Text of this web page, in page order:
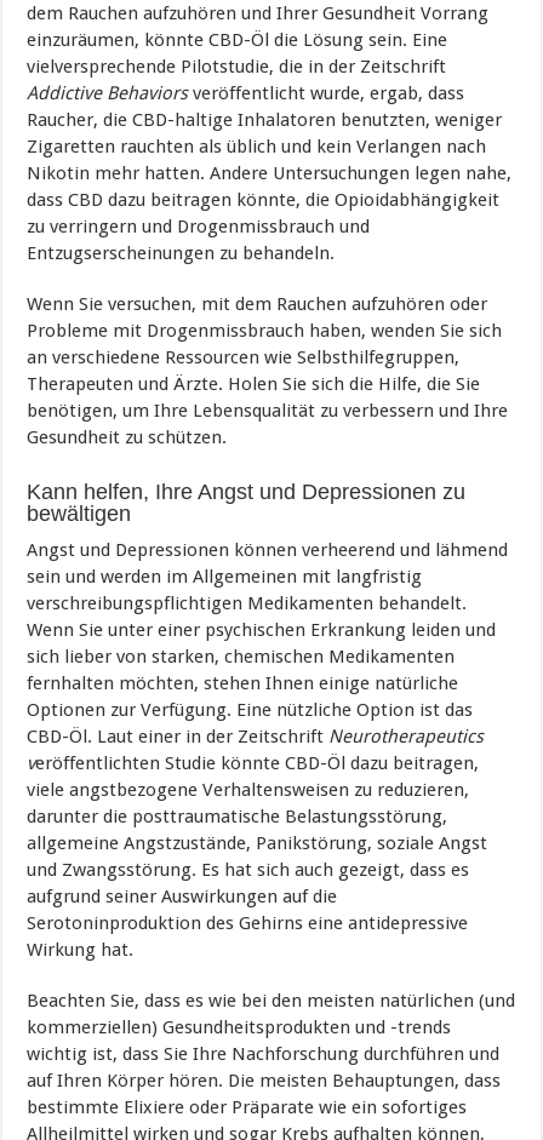
dem Rauchen aufzuhören und Ihrer Gesundheit Vorrang
einzuräumen, könnte CBD-Öl die Lösung sein. Eine
vielversprechende Pilotstudie, die in der Zeitschrift
Addictive Behaviorsveröffentlicht wurde, ergab, dass
Raucher, die CBD-haltige Inhalatoren benutzten, weniger
Zigaretten rauchten als üblich und kein Verlangen nach
Nikotin mehr hatten. Andere Untersuchungen legen nahe,
dass CBD dazu beitragen könnte, die Opioidabhängigkeit
zu verringern und Drogenmissbrauch und
Entzugserscheinungen zu behandeln.
Wenn Sie versuchen, mit dem Rauchen aufzuhören oder
Probleme mit Drogenmissbrauch haben, wenden Sie sich
an verschiedene Ressourcen wie Selbsthilfegruppen,
Therapeuten und Ärzte. Holen Sie sich die Hilfe, die Sie
benötigen, um Ihre Lebensqualität zu verbessern und Ihre
Gesundheit zu schützen.
Kann helfen, Ihre Angst und Depressionen zu
bewältigen
Angst und Depressionen können verheerend und lähmend
sein und werden im Allgemeinen mit langfristig
verschreibungspflichtigen Medikamenten behandelt.
Wenn Sie unter einer psychischen Erkrankung leiden und
sich lieber von starken, chemischen Medikamenten
fernhalten möchten, stehen Ihnen einige natürliche
Optionen zur Verfügung. Eine nützliche Option ist das
CBD-Öl. Laut einer in der Zeitschrift Neurotherapeutics
veröffentlichten Studie könnte CBD-Öl dazu beitragen,
viele angstbezogene Verhaltensweisen zu reduzieren,
darunter die posttraumatische Belastungsstörung,
allgemeine Angstzustände, Panikstörung, soziale Angst
und Zwangsstörung. Es hat sich auch gezeigt, dass es
aufgrund seiner Auswirkungen auf die
Serotoninproduktion des Gehirns eine antidepressive
Wirkung hat.
Beachten Sie, dass es wie bei den meisten natürlichen (und
kommerziellen) Gesundheitsprodukten und -trends
wichtig ist, dass Sie Ihre Nachforschung durchführen und
auf Ihren Körper hören. Die meisten Behauptungen, dass
bestimmte Elixiere oder Präparate wie ein sofortiges
Allheilmittel wirken und sogar Krebs aufhalten können,